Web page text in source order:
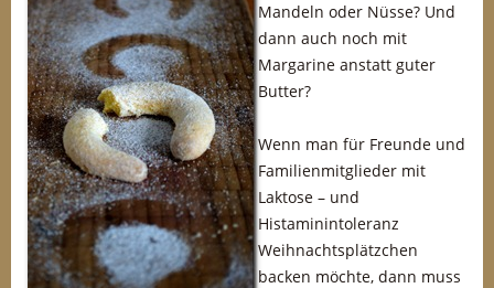
Mandeln oder Nüsse? Und
dann auch noch mit
Margarine anstatt guter
Butter?
Wenn man für Freunde und
Familienmitglieder mit
Laktose – und
Histaminintoleranz
Weihnachtsplätzchen
backen möchte, dann muss